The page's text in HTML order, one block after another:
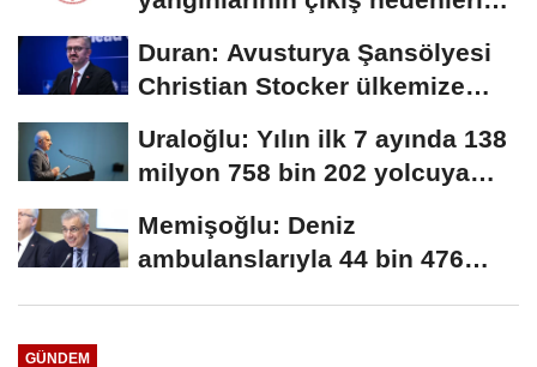
Duran: Avusturya Şansölyesi
Christian Stocker ülkemize
Uraloğlu: Yılın ilk 7 ayında 138
milyon 758 bin 202 yolcuya
Memişoğlu: Deniz
ambulanslarıyla 44 bin 476
GÜNDEM